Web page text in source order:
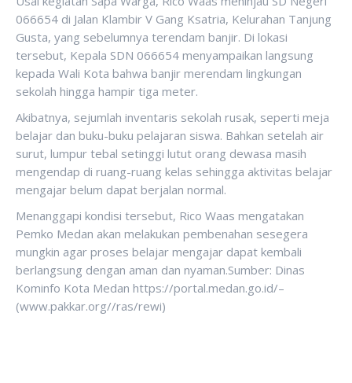
066654 di Jalan Klambir V Gang Ksatria, Kelurahan Tanjung
Gusta, yang sebelumnya terendam banjir. Di lokasi
tersebut, Kepala SDN 066654 menyampaikan langsung
kepada Wali Kota bahwa banjir merendam lingkungan
sekolah hingga hampir tiga meter.
Akibatnya, sejumlah inventaris sekolah rusak, seperti meja
belajar dan buku-buku pelajaran siswa. Bahkan setelah air
surut, lumpur tebal setinggi lutut orang dewasa masih
mengendap di ruang-ruang kelas sehingga aktivitas belajar
mengajar belum dapat berjalan normal.
Menanggapi kondisi tersebut, Rico Waas mengatakan
Pemko Medan akan melakukan pembenahan sesegera
mungkin agar proses belajar mengajar dapat kembali
berlangsung dengan aman dan nyaman.Sumber: Dinas
Kominfo Kota Medan https://portal.medan.go.id/–
(www.pakkar.org//ras/rewi)